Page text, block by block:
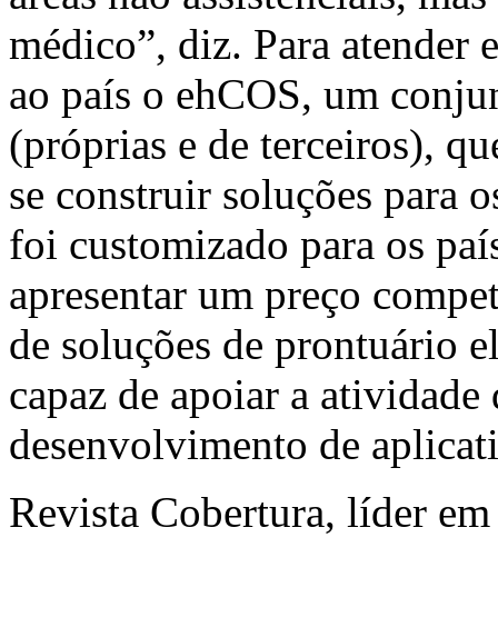
médico”, diz. Para atender
ao país o ehCOS, um
(próprias e de terceiros),
se construir soluções para
foi customizado para os
apresentar um preço
de soluções de prontuário
capaz de apoiar a
desenvolvimento de
Revista Cobertura, líder